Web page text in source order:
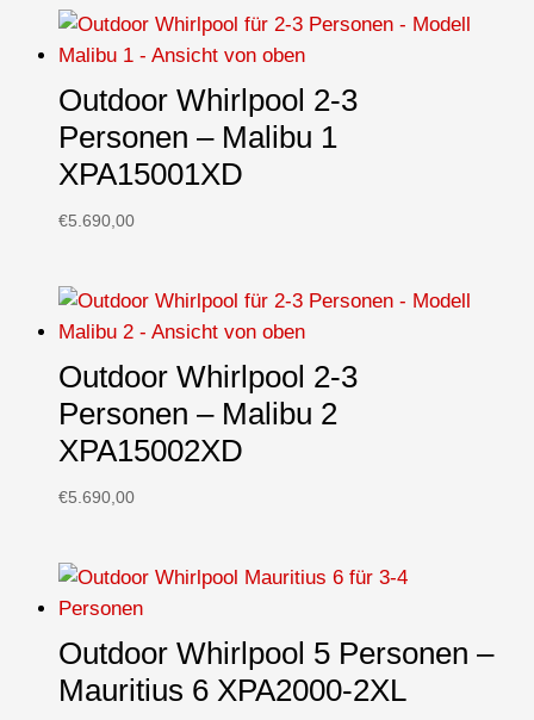
Outdoor Whirlpool 2-3
Personen – Malibu 1
XPA15001XD
€5.690,00
Outdoor Whirlpool 2-3
Personen – Malibu 2
XPA15002XD
€5.690,00
Outdoor Whirlpool 5 Personen –
Mauritius 6 XPA2000-2XL